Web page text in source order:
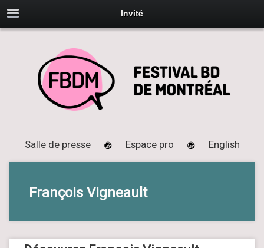
Invité
Salle de presse Espace pro English
François Vigneault